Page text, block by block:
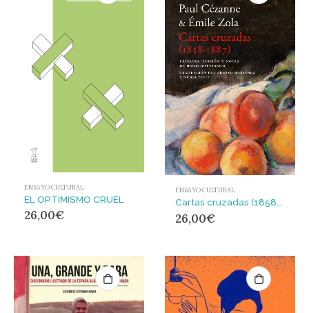
ENSAYO CULTURAL
EL OPTIMISMO CRUEL
26,00€
ENSAYO CULTURAL
Cartas cruzadas (1858-1887)
26,00€